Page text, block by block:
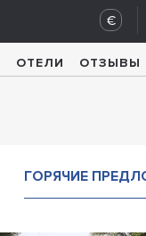
€
ОТЕЛИ ОТЗЫВЫ
ГОРЯЧИЕ